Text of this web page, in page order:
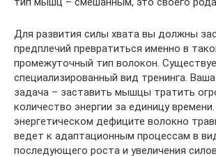
Для развития силы хвата вы должны
предплечий превратиться именно в
промежуточный тип волокон.
специализированный вид тренинга.
задача – заставить мышцы тратить
количество энергии за единицу
энергетическом дефиците волокно
ведет к адаптационным процессам в
последующего роста и увеличения